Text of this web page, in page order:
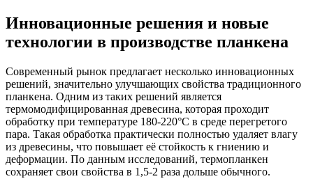
Инновационные решения и новые
технологии в производстве планкена
Современный рынок предлагает несколько инновационных
решений, значительно улучшающих свойства традиционного
планкена. Одним из таких решений является
термомодифицированная древесина, которая проходит
обработку при температуре 180-220°C в среде перегретого
пара. Такая обработка практически полностью удаляет влагу
из древесины, что повышает её стойкость к гниению и
деформации. По данным исследований, термопланкен
сохраняет свои свойства в 1,5-2 раза дольше обычного.